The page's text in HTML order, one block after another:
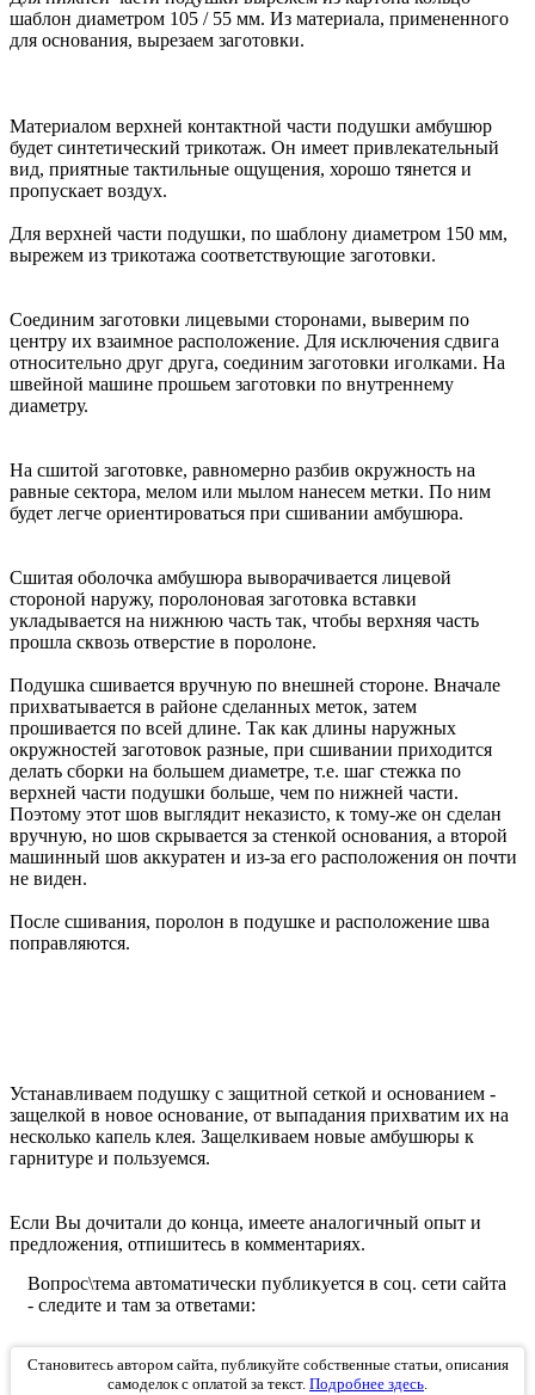
шаблон диаметром 105 / 55 мм. Из материала, примененного
для основания, вырезаем заготовки.
Материалом верхней контактной части подушки амбушюр
будет синтетический трикотаж. Он имеет привлекательный
вид, приятные тактильные ощущения, хорошо тянется и
пропускает воздух.
Для верхней части подушки, по шаблону диаметром 150 мм,
вырежем из трикотажа соответствующие заготовки.
Соединим заготовки лицевыми сторонами, выверим по
центру их взаимное расположение. Для исключения сдвига
относительно друг друга, соединим заготовки иголками. На
швейной машине прошьем заготовки по внутреннему
диаметру.
На сшитой заготовке, равномерно разбив окружность на
равные сектора, мелом или мылом нанесем метки. По ним
будет легче ориентироваться при сшивании амбушюра.
Сшитая оболочка амбушюра выворачивается лицевой
стороной наружу, поролоновая заготовка вставки
укладывается на нижнюю часть так, чтобы верхняя часть
прошла сквозь отверстие в поролоне.
Подушка сшивается вручную по внешней стороне. Вначале
прихватывается в районе сделанных меток, затем
прошивается по всей длине. Так как длины наружных
окружностей заготовок разные, при сшивании приходится
делать сборки на большем диаметре, т.е. шаг стежка по
верхней части подушки больше, чем по нижней части.
Поэтому этот шов выглядит неказисто, к тому-же он сделан
вручную, но шов скрывается за стенкой основания, а второй
машинный шов аккуратен и из-за его расположения он почти
не виден.
После сшивания, поролон в подушке и расположение шва
поправляются.
Устанавливаем подушку с защитной сеткой и основанием -
защелкой в новое основание, от выпадания прихватим их на
несколько капель клея. Защелкиваем новые амбушюры к
гарнитуре и пользуемся.
Если Вы дочитали до конца, имеете аналогичный опыт и
предложения, отпишитесь в комментариях.
Вопрос\тема автоматически публикуется в соц. сети сайта
- следите и там за ответами:
Становитесь автором сайта, публикуйте собственные статьи, описания
самоделок с оплатой за текст. Подробнее здесь.